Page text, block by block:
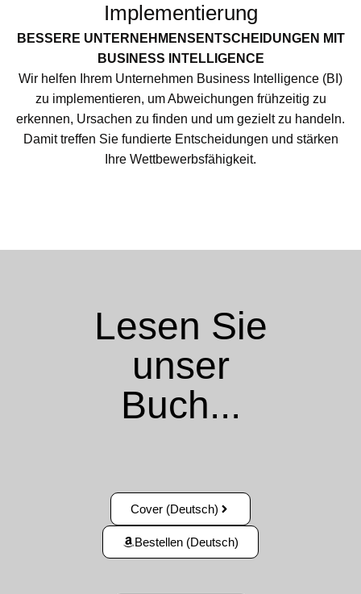
Implementierung
BESSERE UNTERNEHMENSENTSCHEIDUNGEN MIT
BUSINESS INTELLIGENCE
Wir helfen Ihrem Unternehmen Business Intelligence (BI)
zu implementieren, um Abweichungen frühzeitig zu
erkennen, Ursachen zu finden und um gezielt zu handeln.
Damit treffen Sie fundierte Entscheidungen und stärken
Ihre Wettbewerbsfähigkeit.
Lesen Sie
unser
Buch...
Cover (Deutsch)
Bestellen (Deutsch)